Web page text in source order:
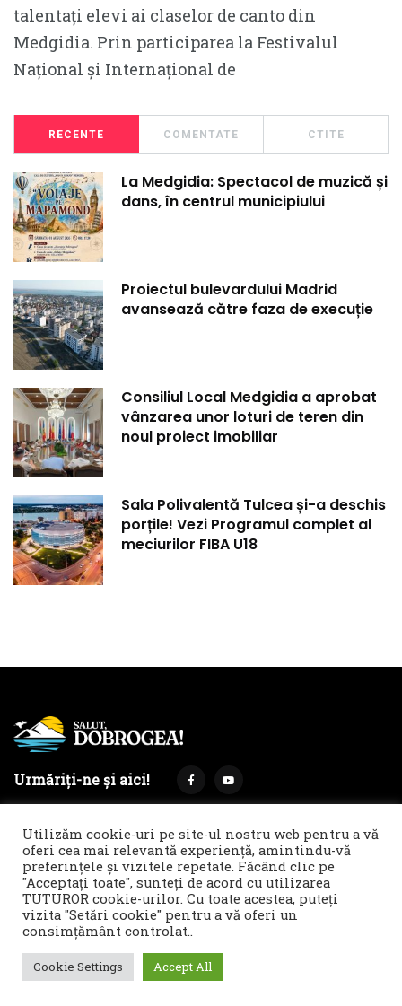
talentați elevi ai claselor de canto din
Medgidia. Prin participarea la Festivalul
Național și Internațional de
RECENTE COMENTATE CTITE
La Medgidia: Spectacol de muzică și
dans, în centrul municipiului
Proiectul bulevardului Madrid
avansează către faza de execuție
Consiliul Local Medgidia a aprobat
vânzarea unor loturi de teren din
noul proiect imobiliar
Sala Polivalentă Tulcea și-a deschis
porțile! Vezi Programul complet al
meciurilor FIBA U18
Urmăriți-ne și aici!
Termeni și condiții
Politica de cookies & GDPR
Noi îți facem reclamă!
© 2021 Salut, Dobrogea! - Ziar de informare și atitudine || E-
Utilizăm cookie-uri pe site-ul nostru web pentru a vă
oferi cea mai relevantă experiență, amintindu-vă
preferințele și vizitele repetate. Făcând clic pe
"Acceptați toate", sunteți de acord cu utilizarea
TUTUROR cookie-urilor. Cu toate acestea, puteți
vizita "Setări cookie" pentru a vă oferi un
consimțământ controlat..
Cookie Settings Accept All